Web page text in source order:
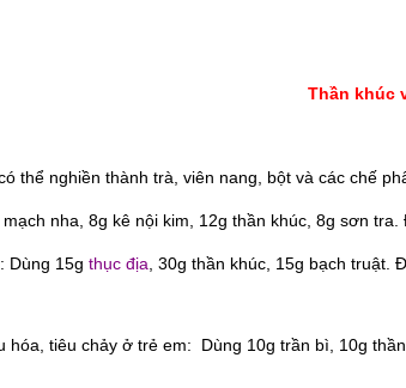
Thần khúc
thể nghiền thành trà, viên nang, bột và các chế
nha, 8g kê nội kim, 12g thần khúc, 8g sơn
Dùng 15g thục địa , 30g thần khúc, 15g bạch
hóa, tiêu chảy ở trẻ em: Dùng 10g trần bì, 10g